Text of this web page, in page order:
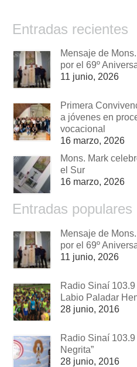
Entradas recientes
Mensaje de
por el 69º
11 junio, 2026
Primera
a jóvenes en
vocacional
16 marzo, 2026
Mons. Mark
el Sur
16 marzo, 2026
Entradas populares
Mensaje de
por el 69º
11 junio, 2026
Radio Sinaí
Labio Paladar
28 junio, 2016
Radio Sinaí
Negrita”
28 junio, 2016